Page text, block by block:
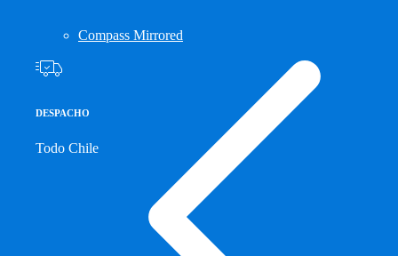
Compass Mirrored
DESPACHO
Todo Chile